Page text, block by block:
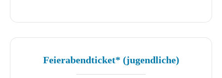
Feierabendticket* (jugendliche)